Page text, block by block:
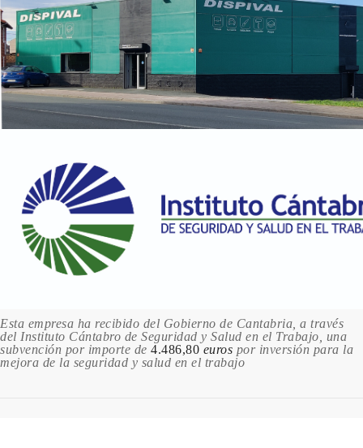
Esta empresa ha recibido del Gobierno de Cantabria, a través
del Instituto Cántabro de Seguridad y Salud en el Trabajo, una
subvención por importe de 4.486,80 euros por inversión para la
mejora de la seguridad y salud en el trabajo